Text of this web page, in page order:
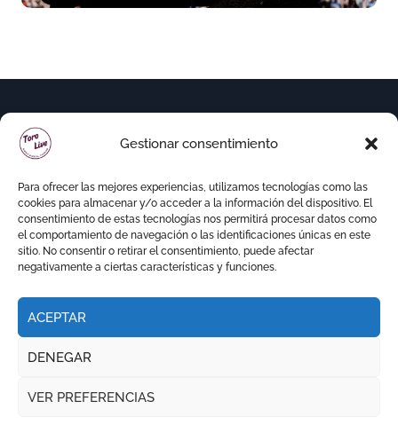
Gestionar consentimiento
Para ofrecer las mejores experiencias, utilizamos tecnologías como las
cookies para almacenar y/o acceder a la información del dispositivo. El
consentimiento de estas tecnologías nos permitirá procesar datos como
el comportamiento de navegación o las identificaciones únicas en este
sitio. No consentir o retirar el consentimiento, puede afectar
negativamente a ciertas características y funciones.
ACEPTAR
DENEGAR
VER PREFERENCIAS
Copyright © Todos los derechos reservados